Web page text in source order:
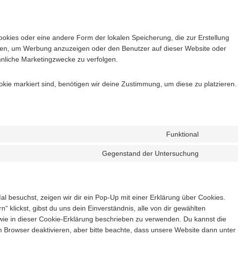
oder eine andere Form der lokalen Speicherung, die zur Erstellung
um Werbung anzuzeigen oder den Benutzer auf dieser Website oder
Marketingzwecke zu verfolgen.
markiert sind, benötigen wir deine Zustimmung, um diese zu platzieren.
Funktional
Gegenstand der Untersuchung
besuchst, zeigen wir dir ein Pop-Up mit einer Erklärung über Cookies.
klickst, gibst du uns dein Einverständnis, alle von dir gewählten
in dieser Cookie-Erklärung beschrieben zu verwenden. Du kannst die
Browser deaktivieren, aber bitte beachte, dass unsere Website dann unter